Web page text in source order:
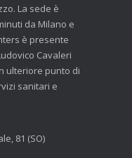
La sede è
da Milano e
è presente
Cavaleri
ulteriore punto di
sanitari e
81 (SO)